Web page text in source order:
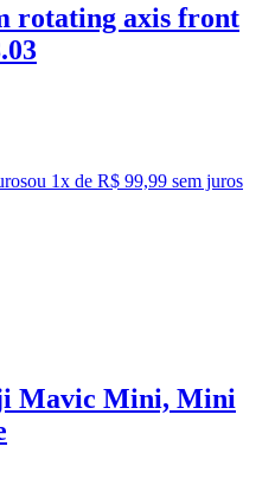
rotating axis front
ou 1x de R$ 99,99 sem juros
Mavic Mini, Mini